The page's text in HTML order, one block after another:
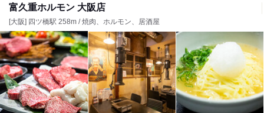
富久重ホルモン 大阪店
[大阪] 四ツ橋駅 258m / 焼肉、ホルモン、居酒屋